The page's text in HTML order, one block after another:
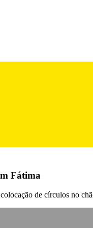
Fátima
de círculos no